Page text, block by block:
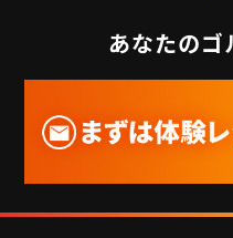
あなたのゴ